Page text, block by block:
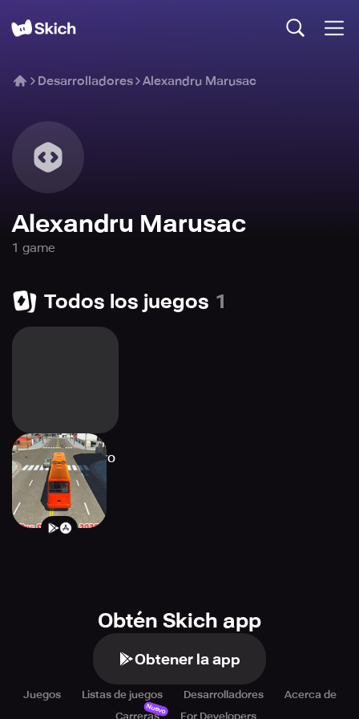
Desarrolladores Alexandru Marusac
Alexandru Marusac
1 game
Todos los juegos 1
Bus Simulator : EVO
Obtén Skich app
Obtener la app
Juegos Listas de juegos Desarrolladores
Acerca de
Carreras
Nuevo
For Developers